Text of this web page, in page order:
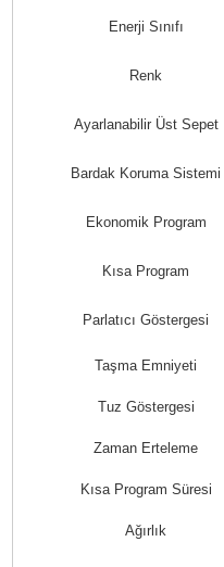
Enerji Sınıfı
Renk
Ayarlanabilir Üst Sepet
Bardak Koruma Sistemi
Ekonomik Program
Kısa Program
Parlatıcı Göstergesi
Taşma Emniyeti
Tuz Göstergesi
Zaman Erteleme
Kısa Program Süresi
Ağırlık